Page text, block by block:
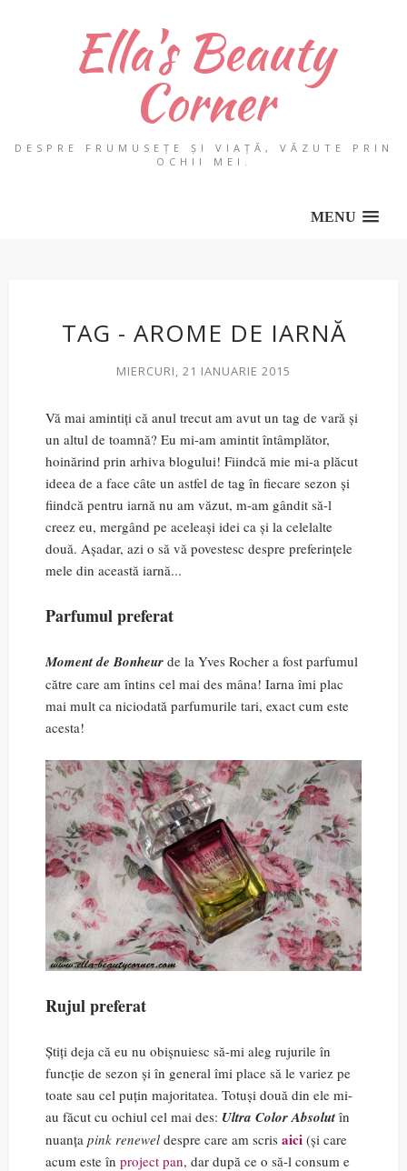
Ella's Beauty
Corner
DESPRE FRUMUSEȚE ȘI VIAȚĂ, VĂZUTE PRIN
OCHII MEI.
MENU
TAG - AROME DE IARNĂ
MIERCURI, 21 IANUARIE 2015
Vă mai amintiți că anul trecut am avut un tag de vară și
un altul de toamnă? Eu mi-am amintit întâmplător,
hoinărind prin arhiva blogului! Fiindcă mie mi-a plăcut
ideea de a face câte un astfel de tag în fiecare sezon și
fiindcă pentru iarnă nu am văzut, m-am gândit să-l
creez eu, mergând pe aceleași idei ca și la celelalte
două. Așadar, azi o să vă povestesc despre preferințele
mele din această iarnă...
Parfumul preferat
Moment de Bonheur de la Yves Rocher a fost parfumul
către care am întins cel mai des mâna! Iarna îmi plac
mai mult ca niciodată parfumurile tari, exact cum este
acesta!
Rujul preferat
Știți deja că eu nu obișnuiesc să-mi aleg rujurile în
funcție de sezon și în general îmi place să le variez pe
toate sau cel puțin majoritatea. Totuși două din ele mi-
au făcut cu ochiul cel mai des: Ultra Color Absolutîn
nuanța pink renewel despre care am scris aici (și care
acum este în project pan, dar după ce o să-l consum e